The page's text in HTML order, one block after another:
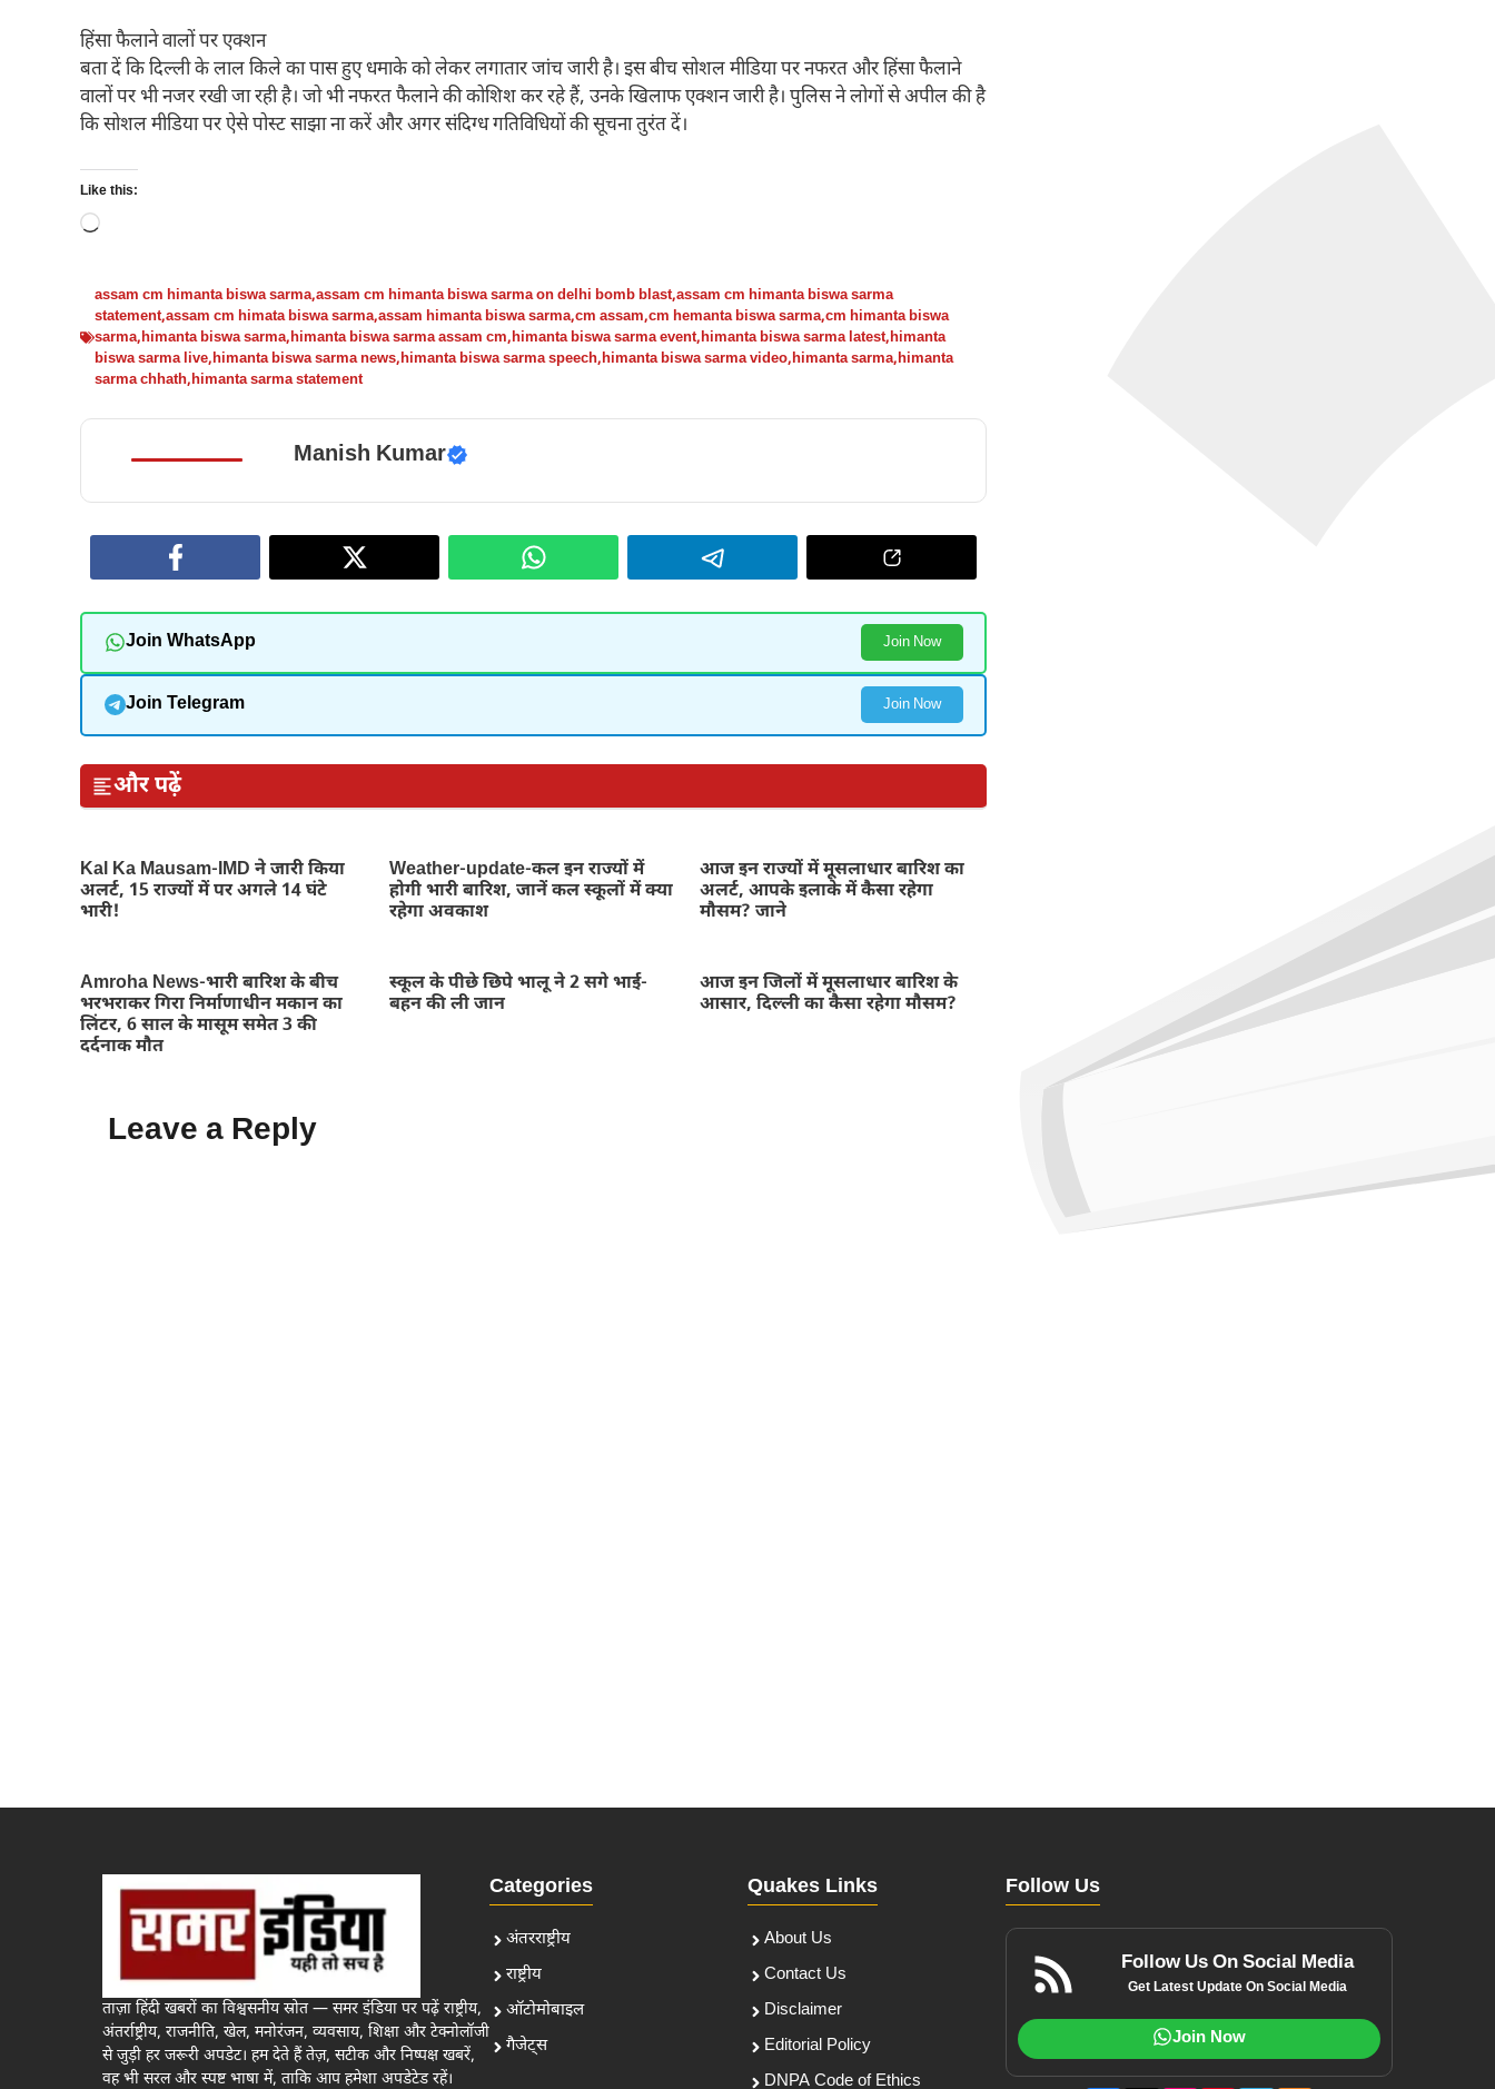
हिंसा फैलाने वालों पर एक्शन
बता दें कि दिल्ली के लाल किले का पास हुए धमाके को लेकर लगातार जांच जारी है। इस बीच सोशल मीडिया पर नफरत और हिंसा फैलाने
वालों पर भी नजर रखी जा रही है। जो भी नफरत फैलाने की कोशिश कर रहे हैं, उनके खिलाफ एक्शन जारी है। पुलिस ने लोगों से अपील की है
कि सोशल मीडिया पर ऐसे पोस्ट साझा ना करें और अगर संदिग्ध गतिविधियों की सूचना तुरंत दें।
Like this:
Loading…
assam cm himanta biswa sarma,assam cm himanta biswa sarma on delhi bomb blast,assam cm himanta biswa sarma
statement,assam cm himata biswa sarma,assam himanta biswa sarma,cm assam,cm hemanta biswa sarma,cm himanta biswa
sarma,himanta biswa sarma,himanta biswa sarma assam cm,himanta biswa sarma event,himanta biswa sarma latest,himanta
biswa sarma live,himanta biswa sarma news,himanta biswa sarma speech,himanta biswa sarma video,himanta sarma,himanta
sarma chhath,himanta sarma statement
Manish Kumar
Join WhatsApp Join Now
Join Telegram Join Now
और पढ़ें
Kal Ka Mausam-IMD ने जारी किया
अलर्ट, 15 राज्यों में पर अगले 14 घंटे
भारी!
Weather-update-कल इन राज्यों में
होगी भारी बारिश, जानें कल स्कूलों में क्या
रहेगा अवकाश
आज इन राज्यों में मूसलाधार बारिश का
अलर्ट, आपके इलाके में कैसा रहेगा
मौसम? जाने
Amroha News-भारी बारिश के बीच
भरभराकर गिरा निर्माणाधीन मकान का
लिंटर, 6 साल के मासूम समेत 3 की
दर्दनाक मौत
स्कूल के पीछे छिपे भालू ने 2 सगे भाई-
बहन की ली जान
आज इन जिलों में मूसलाधार बारिश के
आसार, दिल्ली का कैसा रहेगा मौसम?
Leave a Reply
ताज़ा हिंदी खबरों का विश्वसनीय स्रोत — समर इंडिया पर पढ़ें राष्ट्रीय,
अंतर्राष्ट्रीय, राजनीति, खेल, मनोरंजन, व्यवसाय, शिक्षा और टेक्नोलॉजी
से जुड़ी हर जरूरी अपडेट। हम देते हैं तेज़, सटीक और निष्पक्ष खबरें,
वह भी सरल और स्पष्ट भाषा में, ताकि आप हमेशा अपडेटेड रहें।
Categories
अंतरराष्ट्रीय
राष्ट्रीय
ऑटोमोबाइल
गैजेट्स
Quakes Links
About Us
Contact Us
Disclaimer
Editorial Policy
DNPA Code of Ethics
Follow Us
Follow Us On Social Media
Get Latest Update On Social Media
Join Now